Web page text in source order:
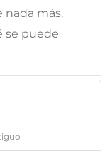
nada más.
se puede